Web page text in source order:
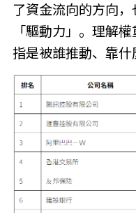
了資金流向的方向
「驅動力」。理解
指是被誰推動、靠什